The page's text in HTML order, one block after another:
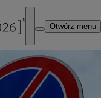
Otwórz menu